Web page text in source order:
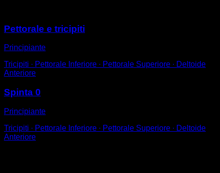
Pettorale e tricipiti
Principiante
Tricipiti ∙ Pettorale Inferiore ∙ Pettorale Superiore ∙ Deltoide
Anteriore
Spinta 0
Principiante
Tricipiti ∙ Pettorale Inferiore ∙ Pettorale Superiore ∙ Deltoide
Anteriore